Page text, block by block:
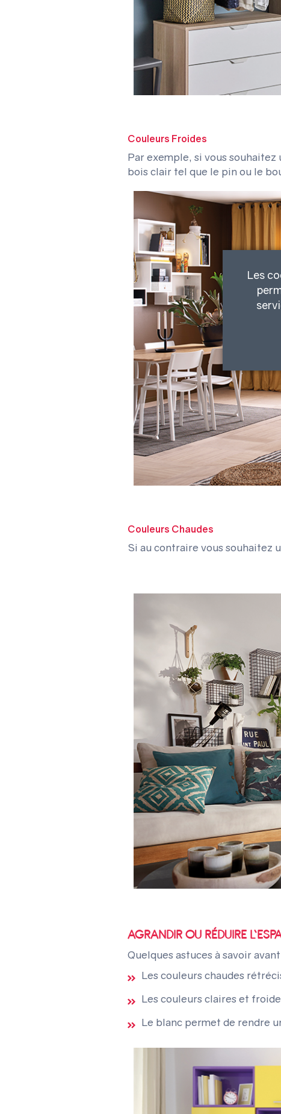
Les
Couleurs Froides
Par exemple, si vous
bois clair tel que le pin ou le
Couleurs Chaudes
Si au contraire vous souhaitez
AGRANDIR OU RÉDUIRE
Quelques astuces à savoir
Les couleurs chaudes
Les couleurs claires et
Le blanc permet de rendre